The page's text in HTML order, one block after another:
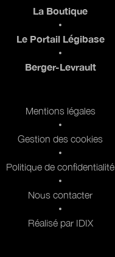
La Boutique
Le Portail Légibase
Berger-Levrault
Mentions légales
Gestion des cookies
Politique de confidentialité
Nous contacter
Réalisé par IDIX